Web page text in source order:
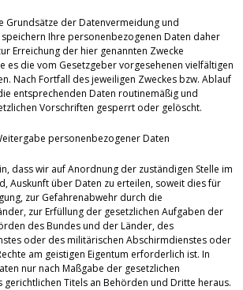
Grundsätze der Datenvermeidung und
Ihre personenbezogenen Daten daher
Erreichung der hier genannten Zwecke
es die vom Gesetzgeber vorgesehenen vielfältigen
Nach Fortfall des jeweiligen Zweckes bzw. Ablauf
entsprechenden Daten routinemäßig und
Vorschriften gesperrt oder gelöscht.
personenbezogener Daten
dass wir auf Anordnung der zuständigen Stelle im
Auskunft über Daten zu erteilen, soweit dies für
zur Gefahrenabwehr durch die
zur Erfüllung der gesetzlichen Aufgaben der
des Bundes und der Länder, des
oder des militärischen Abschirmdienstes oder
am geistigen Eigentum erforderlich ist. In
nur nach Maßgabe der gesetzlichen
Titels an Behörden und Dritte heraus.